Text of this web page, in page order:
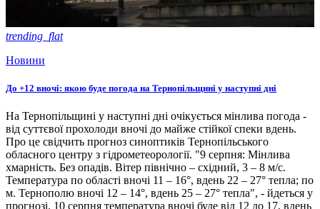
trending_flat
Новини
До +12 вночі: якою буде погода на Тернопільщині у наступні дні
На Тернопільщині у наступні дні очікується мінлива погода -
від суттєвої прохолоди вночі до майже стійкої спеки вдень.
Про це свідчить прогноз синоптиків Тернопільського
обласного центру з гідрометеорології. "9 серпня: Мінлива
хмарність. Без опадів. Вітер північно – східний, 3 – 8 м/с.
Температура по області вночі 11 – 16°, вдень 22 – 27° тепла; по
м. Тернополю вночі 12 – 14°, вдень 25 – 27° тепла", - йдеться у
прогнозі. 10 серпня температура вночі буде від 12 до 17, вдень